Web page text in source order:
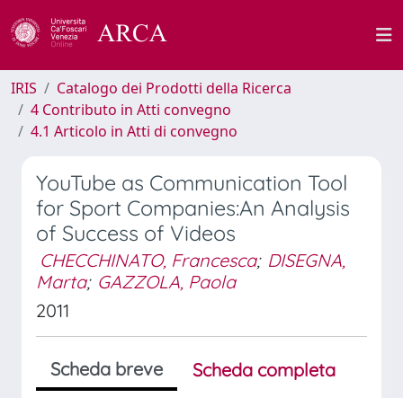
IRIS
Catalogo dei Prodotti della Ricerca
4 Contributo in Atti convegno
4.1 Articolo in Atti di convegno
YouTube as Communication Tool
for Sport Companies:An Analysis
of Success of Videos
CHECCHINATO, Francesca; DISEGNA,
Marta; GAZZOLA, Paola
2011
Scheda breve
Scheda completa